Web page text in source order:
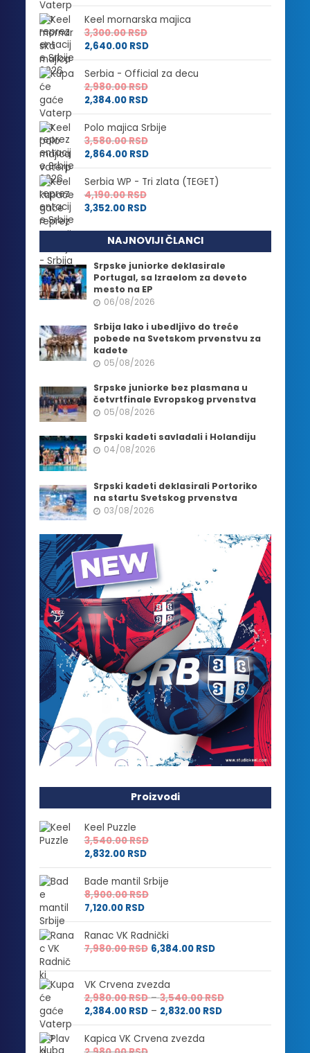
Keel mornarska majica
3,300.00RSD
2,640.00 RSD
Serbia - Official za decu
2,980.00RSD
2,384.00 RSD
Polo majica Srbije
3,580.00RSD
2,864.00 RSD
Serbia WP - Tri zlata (TEGET)
4,190.00RSD
3,352.00 RSD
NAJNOVIJI ČLANCI
Srpske juniorke deklasirale
Portugal, sa Izraelom za deveto
mesto na EP
06/08/2026
Srbija lako i ubedljivo do treće
pobede na Svetskom prvenstvu za
kadete
05/08/2026
Srpske juniorke bez plasmana u
četvrtfinale Evropskog prvenstva
05/08/2026
Srpski kadeti savladali i Holandiju
04/08/2026
Srpski kadeti deklasirali Portoriko
na startu Svetskog prvenstva
03/08/2026
Proizvodi
Keel Puzzle
3,540.00RSD
2,832.00 RSD
Bade mantil Srbije
8,900.00RSD
7,120.00 RSD
Ranac VK Radnički
7,980.00RSD 6,384.00 RSD
VK Crvena zvezda
2,980.00RSD – 3,540.00RSDRaspon
od
2,384.00 RSD – 2,832.00 RSDRaspon
cena:
Kapica VK Crvena zvezda